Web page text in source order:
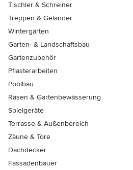
Tischler & Schreiner
Treppen & Geländer
Wintergärten
Garten- & Landschaftsbau
Gartenzubehör
Pflasterarbeiten
Poolbau
Rasen & Gartenbewässerung
Spielgeräte
Terrasse & Außenbereich
Zäune & Tore
Dachdecker
Fassadenbauer